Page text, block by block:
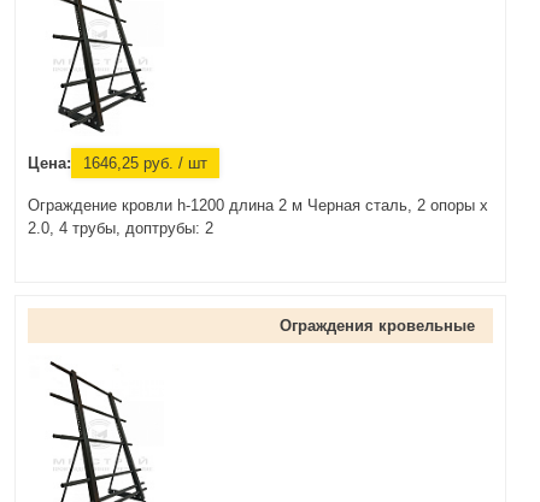
Цена: 1646,25 руб. / шт
Ограждение кровли h-1200 длина 2 м Черная сталь, 2 опоры х
2.0, 4 трубы, доптрубы: 2
Ограждения кровельные